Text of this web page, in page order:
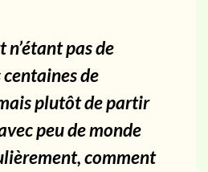
n’étant pas de
de
plutôt de partir
peu de monde
comment